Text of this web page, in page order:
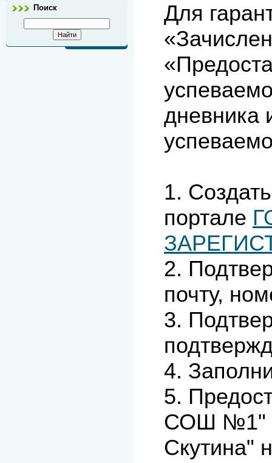
Поиск
Для
дневника
1.
портале
2.
почту,
3.
4.
5.
СОШ №1"
Скутина"